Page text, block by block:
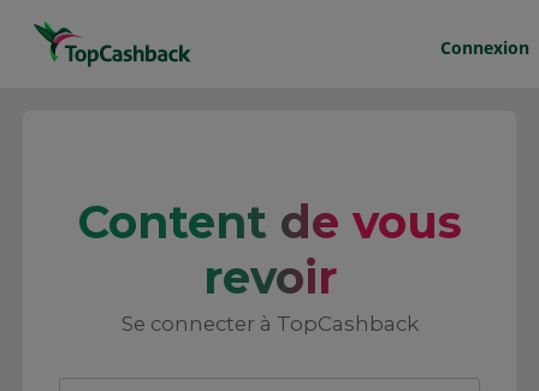
Connexion
Content de vous
revoir
Se connecter à TopCashback